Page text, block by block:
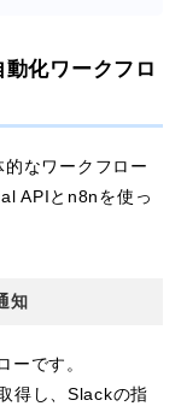
化ワークフロ
なワークフロー
APIとn8nを使っ
知
ーです。
得し、Slackの指